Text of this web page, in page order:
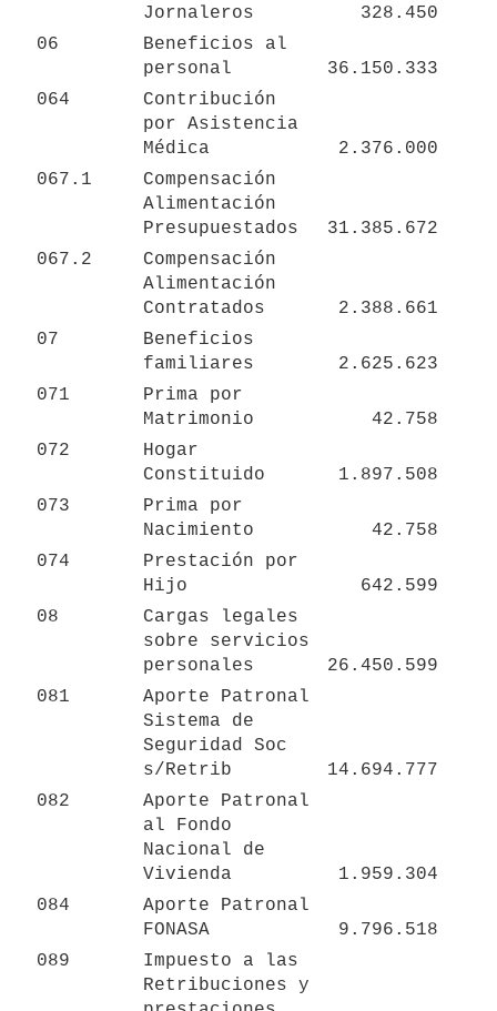
Jornaleros
328.450
06
Beneficios al
personal
36.150.333
064
Contribución
por Asistencia
Médica
2.376.000
067.1
Compensación
Alimentación
Presupuestados
31.385.672
067.2
Compensación
Alimentación
Contratados
2.388.661
07
Beneficios
familiares
2.625.623
071
Prima por
Matrimonio
42.758
072
Hogar
Constituido
1.897.508
073
Prima por
Nacimiento
42.758
074
Prestación por
Hijo
642.599
08
Cargas legales
sobre servicios
personales
26.450.599
081
Aporte Patronal
Sistema de
Seguridad Soc
s/Retrib
14.694.777
082
Aporte Patronal
al Fondo
Nacional de
Vivienda
1.959.304
084
Aporte Patronal
FONASA
9.796.518
089
Impuesto a las
Retribuciones y